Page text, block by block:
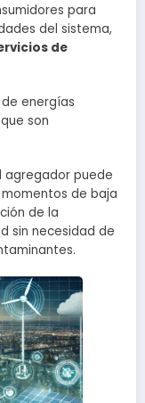
para
del sistema,
de
energías
son
agregador puede
de baja
de la
sin necesidad de